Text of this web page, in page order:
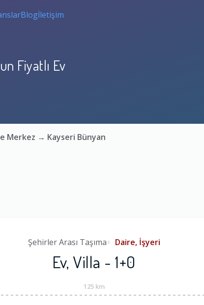
Blogİletişim
Fiyatlı Ev
Merkez → Kayseri Bünyan
Şehirler Arası Taşıma Daire, İşyeri
Ev, Villa - 1+0
125 km